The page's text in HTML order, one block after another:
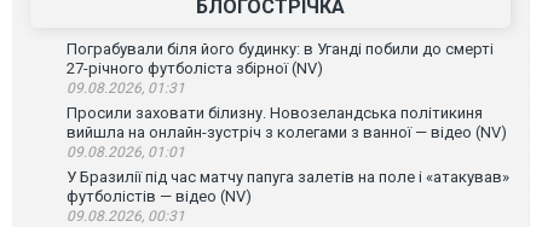
БЛОГОСТРІЧКА
Пограбували біля його будинку: в Уганді побили до смерті
27-річного футболіста збірної (NV)
09.08.2026, 01:31
Просили заховати білизну. Новозеландська політикиня
вийшла на онлайн-зустріч з колегами з ванної — відео (NV)
09.08.2026, 01:01
У Бразилії під час матчу папуга залетів на поле і «атакував»
футболістів — відео (NV)
09.08.2026, 00:31